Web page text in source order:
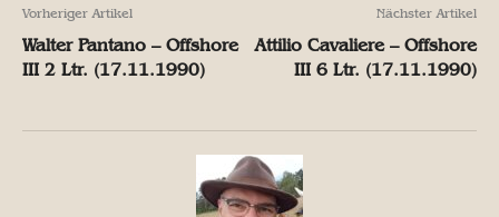
Vorheriger Artikel
Walter Pantano – Offshore
III 2 Ltr. (17.11.1990)
Nächster Artikel
Attilio Cavaliere – Offshore
III 6 Ltr. (17.11.1990)